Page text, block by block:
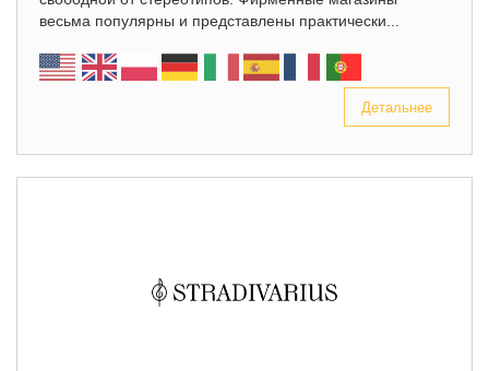
весьма популярны и представлены практически...
Детальнее